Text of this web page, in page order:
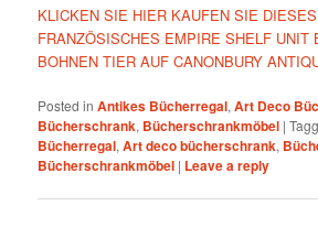
KLICKEN SIE HIER KAUFEN SIE
FRANZÖSISCHES EMPIRE SHELF UNIT
BOHNEN TIER AUF CANONBURY
Posted in Antikes Bücherregal,Art Deco
Bücherschrank, Bücherschrankmöbel |
Bücherregal,Art deco bücherschrank,
Bücherschrankmöbel | Leave a reply